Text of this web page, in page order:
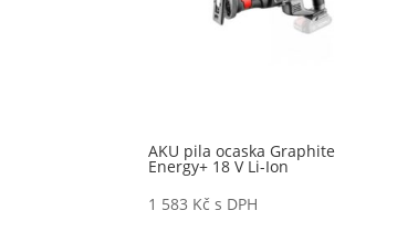
AKU pila ocaska Graphite
Energy+ 18 V Li-Ion
1 583 Kč s DPH